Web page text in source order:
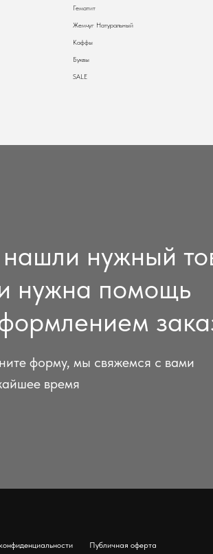
Гематит
Жемчуг Натуральный
Каффы
Буквы
SALE
нужный
нужна помощь
форму, мы свяжемся с вами
время
Публичная оферта